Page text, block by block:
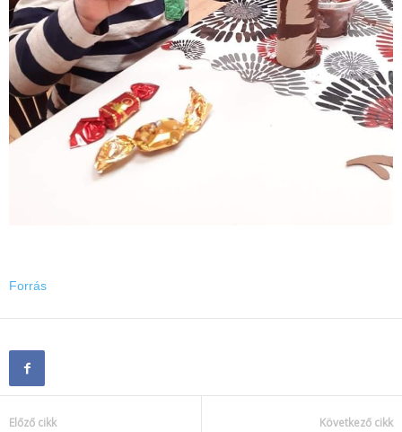
Forrás
Előző cikk Következő cikk